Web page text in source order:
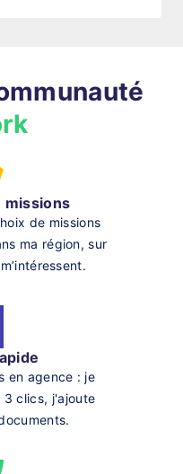
missions
de missions
ma région, sur
en agence : je
3 clics, j'ajoute